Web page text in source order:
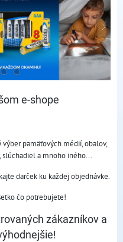
e-shope
pamäťových médií, obalov,
slúchadiel a mnoho iného...
darček ku každej objednávke.
čo potrebujete!
zákazníkov a